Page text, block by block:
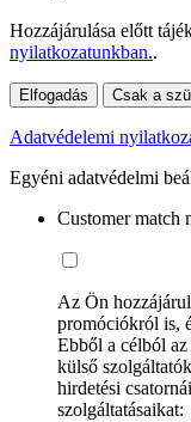
Hozzájárulása előtt
nyilatkozatunkban..
Elfogadás Csak a
Adatvédelemi
Egyéni adatvédelmi
Customer match
Az Ön
promóciókról is,
Ebből a célból
külső
hirdetési
szolgáltatásaikat: